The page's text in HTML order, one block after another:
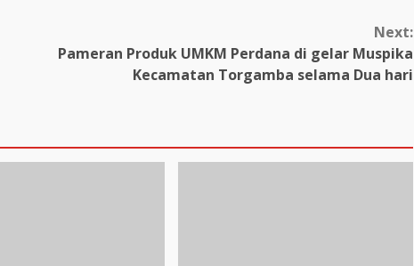
Next:
Pameran Produk UMKM Perdana di gelar Muspika
Kecamatan Torgamba selama Dua hari